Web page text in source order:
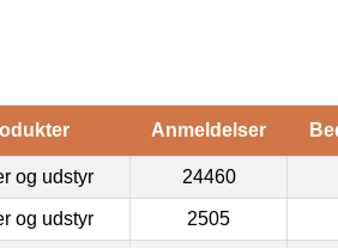
Anmeldelser
og udstyr 24460
og udstyr 2505